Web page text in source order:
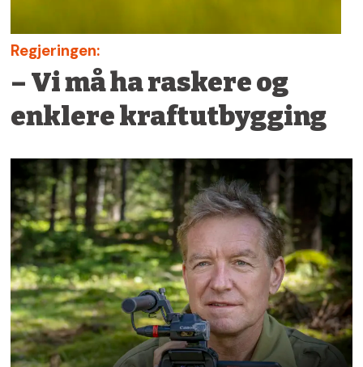
Regjeringen:
– Vi må ha raskere og
enklere kraftutbygging